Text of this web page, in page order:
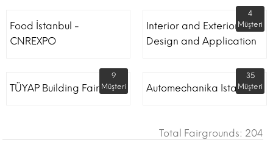
Food İstanbul -
CNREXPO
Interior and Exterior
Design and Application
4
Müşteri
TÜYAP Building Fair
9
Müşteri
Automechanika Istanbul
35
Müşteri
Total Fairgrounds: 204